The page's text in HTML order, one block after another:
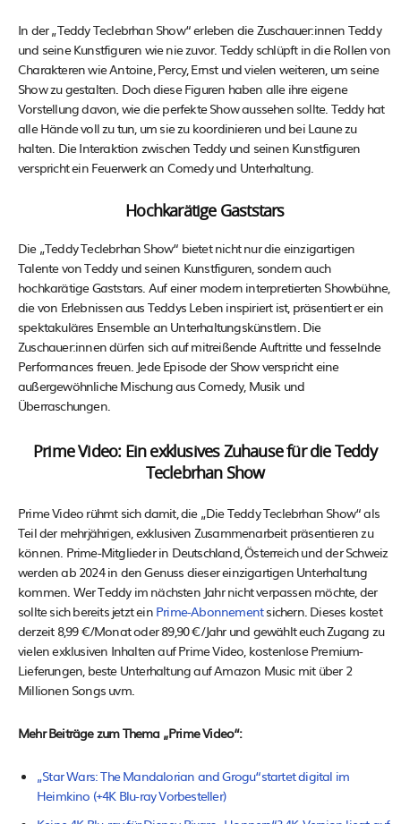
In der „Teddy Teclebrhan Show“ erleben die Zuschauer:innen Teddy
und seine Kunstfiguren wie nie zuvor. Teddy schlüpft in die Rollen von
Charakteren wie Antoine, Percy, Ernst und vielen weiteren, um seine
Show zu gestalten. Doch diese Figuren haben alle ihre eigene
Vorstellung davon, wie die perfekte Show aussehen sollte. Teddy hat
alle Hände voll zu tun, um sie zu koordinieren und bei Laune zu
halten. Die Interaktion zwischen Teddy und seinen Kunstfiguren
verspricht ein Feuerwerk an Comedy und Unterhaltung.
Hochkarätige Gaststars
Die „Teddy Teclebrhan Show“ bietet nicht nur die einzigartigen
Talente von Teddy und seinen Kunstfiguren, sondern auch
hochkarätige Gaststars. Auf einer modern interpretierten Showbühne,
die von Erlebnissen aus Teddys Leben inspiriert ist, präsentiert er ein
spektakuläres Ensemble an Unterhaltungskünstlern. Die
Zuschauer:innen dürfen sich auf mitreißende Auftritte und fesselnde
Performances freuen. Jede Episode der Show verspricht eine
außergewöhnliche Mischung aus Comedy, Musik und
Überraschungen.
Prime Video: Ein exklusives Zuhause für die Teddy
Teclebrhan Show
Prime Video rühmt sich damit, die „Die Teddy Teclebrhan Show“ als
Teil der mehrjährigen, exklusiven Zusammenarbeit präsentieren zu
können. Prime-Mitglieder in Deutschland, Österreich und der Schweiz
werden ab 2024 in den Genuss dieser einzigartigen Unterhaltung
kommen. Wer Teddy im nächsten Jahr nicht verpassen möchte, der
sollte sich bereits jetzt einPrime-Abonnementsichern. Dieses kostet
derzeit 8,99 €/Monat oder 89,90 €/Jahr und gewählt euch Zugang zu
vielen exklusiven Inhalten auf Prime Video, kostenlose Premium-
Lieferungen, beste Unterhaltung auf Amazon Music mit über 2
Millionen Songs uvm.
Mehr Beiträge zum Thema „Prime Video“:
„Star Wars: The Mandalorian and Grogu“startet digital im
Heimkino (+4K Blu-ray Vorbesteller)